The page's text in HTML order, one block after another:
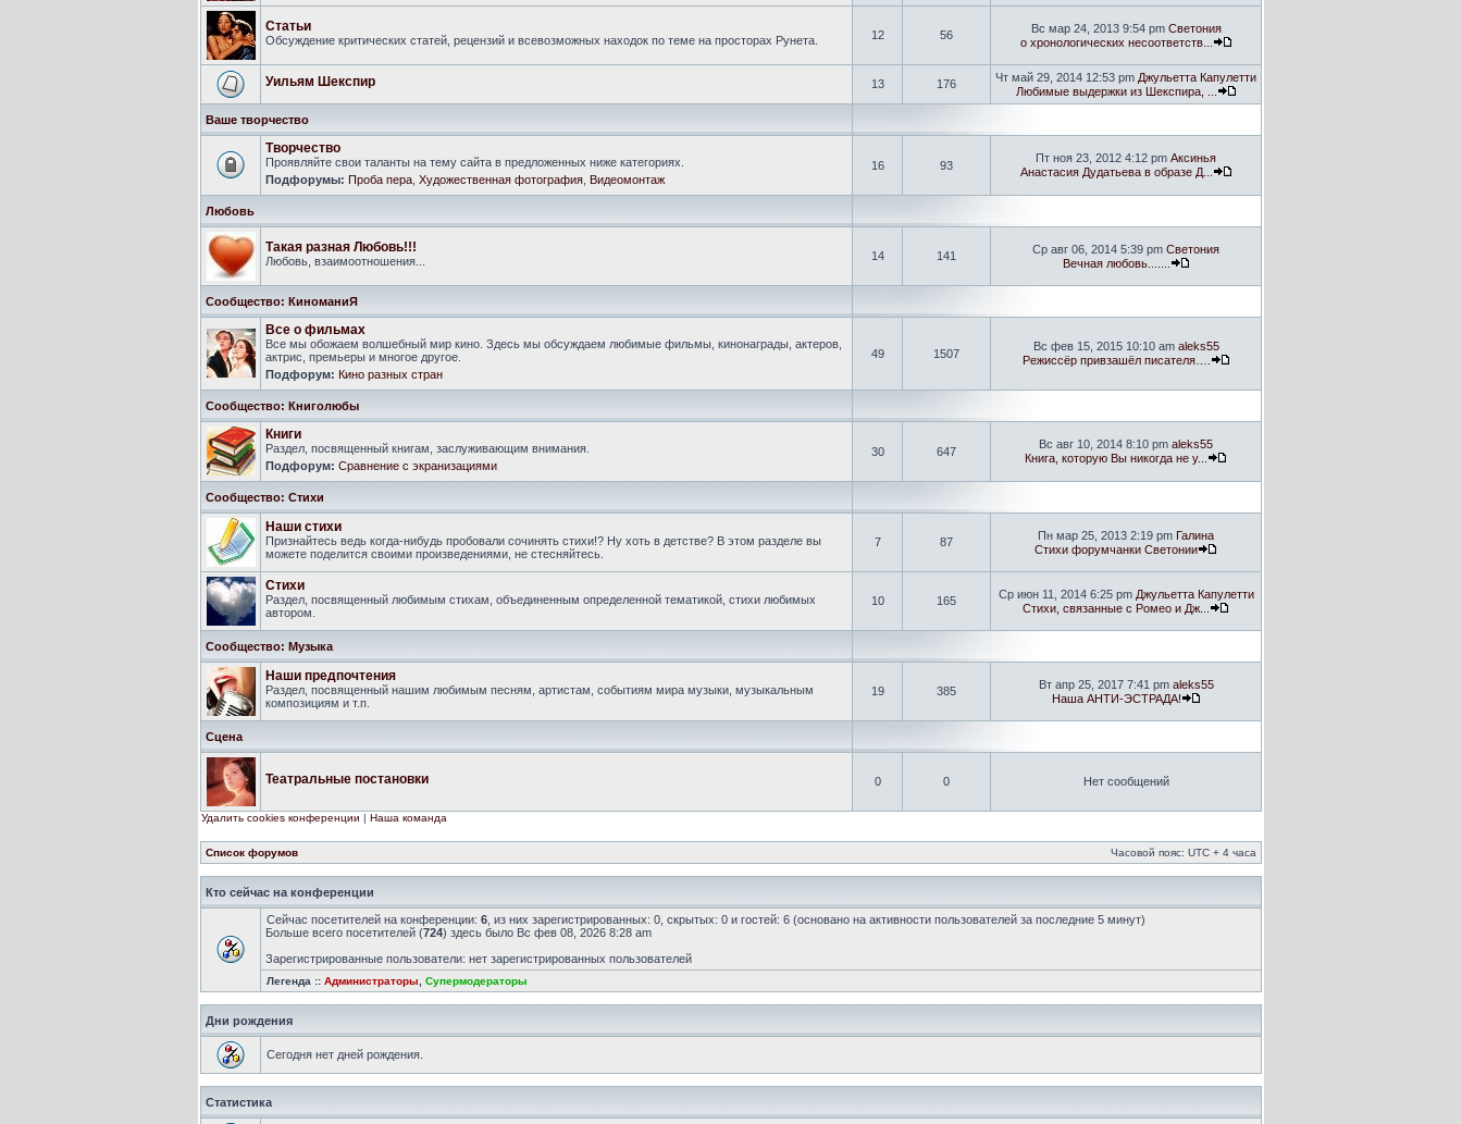
Статьи
Обсуждение критических статей, рецензий и всевозможных находок по теме на просторах Рунета. 12 56 Вс мар 24, 2013 9:54 pm Светония
о хронологических несоответств...
Уильям Шекспир 13 176 Чт май 29, 2014 12:53 pm Джульетта Капулетти
Любимые выдержки из Шекспира, ...
Ваше творчество
Творчество
Проявляйте свои таланты на тему сайта в предложенных ниже категориях.
Подфорумы: Проба пера Художественная фотография Видеомонтаж
16 93
Пт ноя 23, 2012 4:12 pm Аксинья
Анастасия Дудатьева в образе Д...
Любовь
Такая разная Любовь!!!
Любовь, взаимоотношения... 14 141 Ср авг 06, 2014 5:39 pm Светония
Вечная любовь.......
Сообщество: КиноманиЯ
Все о фильмах
Все мы обожаем волшебный мир кино. Здесь мы обсуждаем любимые фильмы, кинонаграды, актеров,
актрис, премьеры и многое другое.
Подфорум: Кино разных стран
49 1507
Вс фев 15, 2015 10:10 am aleks55
Режиссёр привзашёл писателя….
Сообщество: Книголюбы
Книги
Раздел, посвященный книгам, заслуживающим внимания.
Подфорум: Сравнение с экранизациями
30 647
Вс авг 10, 2014 8:10 pm aleks55
Книга, которую Вы никогда не у...
Сообщество: Стихи
Наши стихи
Признайтесь ведь когда-нибудь пробовали сочинять стихи!? Ну хоть в детстве? В этом разделе вы
можете поделится своими произведениями, не стесняйтесь.
7 87 Пн мар 25, 2013 2:19 pm Галина
Стихи форумчанки Светонии
Стихи
Раздел, посвященный любимым стихам, объединенным определенной тематикой, стихи любимых
автором.
10 165 Ср июн 11, 2014 6:25 pm Джульетта Капулетти
Стихи, связанные с Ромео и Дж...
Сообщество: Музыка
Наши предпочтения
Раздел, посвященный нашим любимым песням, артистам, событиям мира музыки, музыкальным
композициям и т.п.
19 385 Вт апр 25, 2017 7:41 pm aleks55
Наша АНТИ-ЭСТРАДА!
Сцена
Театральные постановки 0 0 Нет сообщений
Удалить cookies конференции | Наша команда
Список форумов Часовой пояс: UTC + 4 часа
Кто сейчас на конференции
Сейчас посетителей на конференции: 6 , из них зарегистрированных: 0, скрытых: 0 и гостей: 6 (основано на активности пользователей за последние 5 минут)
Больше всего посетителей (724) здесь было Вс фев 08, 2026 8:28 am
Зарегистрированные пользователи: нет зарегистрированных пользователей
Легенда :: Администраторы Супермодераторы
Дни рождения
Сегодня нет дней рождения.
Статистика